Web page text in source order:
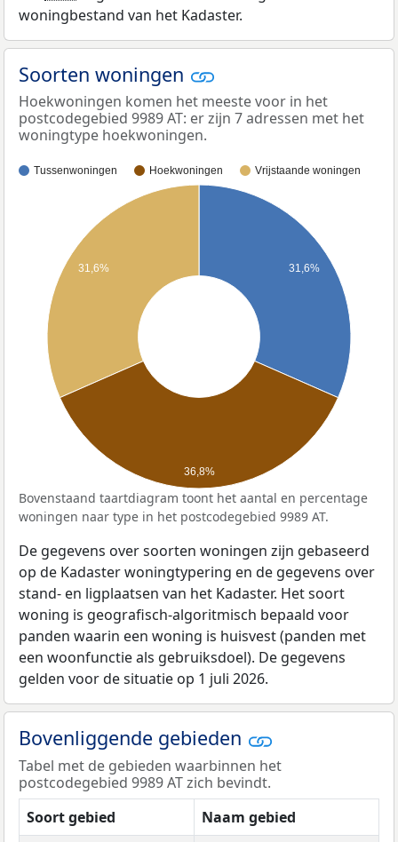
woningbestand van het Kadaster.
Soorten woningen
Hoekwoningen komen het meeste voor in het
postcodegebied 9989 AT: er zijn 7 adressen met het
woningtype hoekwoningen.
Tussenwoningen Hoekwoningen Vrijstaande woningen
31,6%
31,6%
36,8%
Bovenstaand taartdiagram toont het aantal en percentage
woningen naar type in het postcodegebied 9989 AT.
De gegevens over soorten woningen zijn gebaseerd
op de Kadaster woningtypering en de gegevens over
stand- en ligplaatsen van het Kadaster. Het soort
woning is geografisch-algoritmisch bepaald voor
panden waarin een woning is huisvest (panden met
een woonfunctie als gebruiksdoel). De gegevens
gelden voor de situatie op 1 juli 2026.
Bovenliggende gebieden
Tabel met de gebieden waarbinnen het
postcodegebied 9989 AT zich bevindt.
Soort gebied
Naam gebied